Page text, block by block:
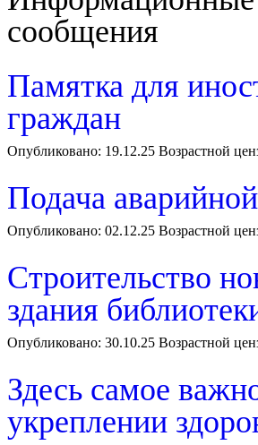
сообщения
Памятка для
граждан
Опубликовано: 19.12.25 Возрастной
Подача
Опубликовано: 02.12.25 Возрастной
Строительство
здания
Опубликовано: 30.10.25 Возрастной
Здесь самое
укреплении